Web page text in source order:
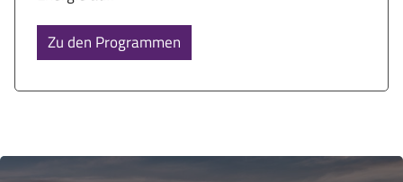
Zu den Programmen